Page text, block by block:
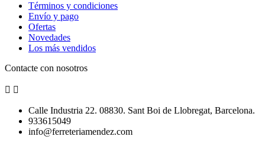
Términos y condiciones
Envío y pago
Ofertas
Novedades
Los más vendidos
Contacte con nosotros
 
Calle Industria 22. 08830. Sant Boi de Llobregat, Barcelona.
933615049
info@ferreteriamendez.com